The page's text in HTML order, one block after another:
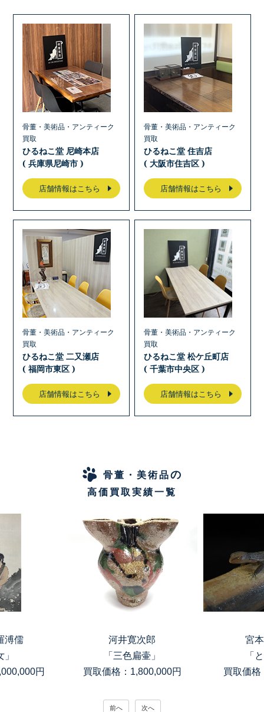
骨董・美術品・アンティーク
買取
ひるねこ堂 尼崎本店
( 兵庫県尼崎市 )
店舗情報はこちら
骨董・美術品・アンティーク
買取
ひるねこ堂 住吉店
( 大阪市住吉区 )
店舗情報はこちら
骨董・美術品・アンティーク
買取
ひるねこ堂 二又瀬店
( 福岡市東区 )
店舗情報はこちら
骨董・美術品・アンティーク
買取
ひるねこ堂 松ケ丘町店
( 千葉市中央区 )
店舗情報はこちら
骨董・美術品の
高価買取実績一覧
溥儒
円
河井寛次郎
「三色扁壷」
買取価格：1,800,000円
宮
「
買取価格
前へ 次へ